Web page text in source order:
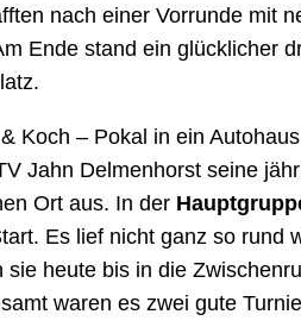
nach einer Vorrunde mit
Ende stand ein glücklicher
Koch – Pokal in ein
Jahn Delmenhorst seine
Ort aus. In der
Es lief nicht ganz so rund
heute bis in die
waren es zwei gute